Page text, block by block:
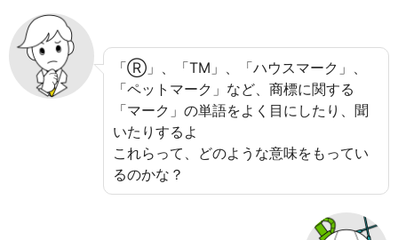
「Ⓡ」、「TM」、「ハウスマーク」、
「ペットマーク」など、商標に関する
「マーク」の単語をよく目にしたり、聞
いたりするよ
これらって、どのような意味をもってい
るのかな？